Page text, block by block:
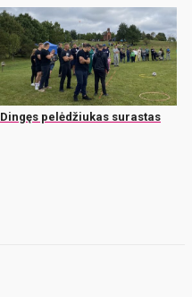
Dingęs pelėdžiukas surastas